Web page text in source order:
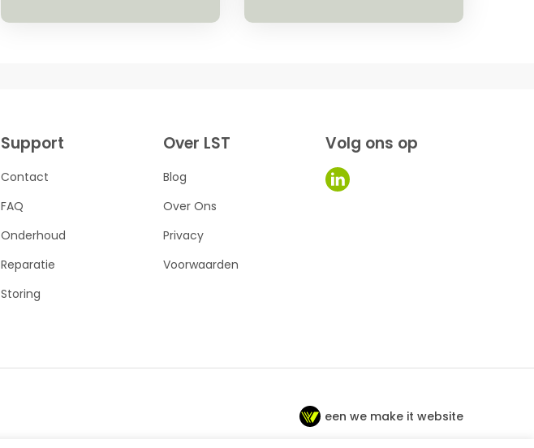
Support
Contact
FAQ
Onderhoud
Reparatie
Storing
Over LST
Blog
Over Ons
Privacy
Voorwaarden
Volg ons op
een we make it website